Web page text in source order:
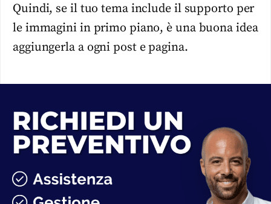
Quindi, se il tuo tema include il supporto per
le immagini in primo piano, è una buona idea
aggiungerla a ogni post e pagina.